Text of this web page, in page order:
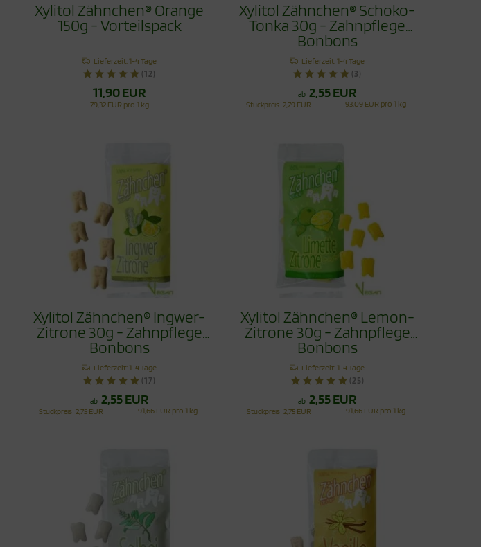
Xylitol Zähnchen® Orange
150g - Vorteilspack
Lieferzeit:1-4 Tage
(12)
11,90 EUR
79,32 EUR pro 1 kg
Xylitol Zähnchen® Schoko-
Tonka 30g - Zahnpflege
Bonbons
Lieferzeit:1-4 Tage
(3)
ab 2,55 EUR
Stückpreis 2,79 EUR 93,09 EUR pro 1 kg
Xylitol Zähnchen® Ingwer-
Zitrone 30g - Zahnpflege
Bonbons
Lieferzeit:1-4 Tage
(17)
ab 2,55 EUR
Stückpreis 2,75 EUR 91,66 EUR pro 1 kg
Xylitol Zähnchen® Lemon-
Zitrone 30g - Zahnpflege
Bonbons
Lieferzeit:1-4 Tage
(25)
ab 2,55 EUR
Stückpreis 2,75 EUR 91,66 EUR pro 1 kg